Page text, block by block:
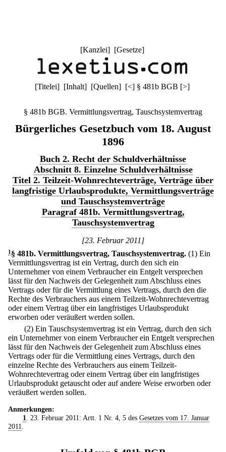
[Kanzlei] [Gesetze]
[Titelei] [Inhalt] [Quellen] [<] § 481b BGB [>]
§ 481b BGB. Vermittlungsvertrag, Tauschsystemvertrag
Bürgerliches Gesetzbuch vom 18. August
1896
Buch 2. Recht der Schuldverhältnisse
Abschnitt 8. Einzelne Schuldverhältnisse
Titel 2. Teilzeit-Wohnrechteverträge, Verträge über
langfristige Urlaubsprodukte, Vermittlungsverträge
und Tauschsystemverträge
Paragraf 481b. Vermittlungsvertrag,
Tauschsystemvertrag
[23. Februar 2011]
1 § 481b. Vermittlungsvertrag, Tauschsystemvertrag. (1) Ein
Vermittlungsvertrag ist ein Vertrag, durch den sich ein
Unternehmer von einem Verbraucher ein Entgelt versprechen
lässt für den Nachweis der Gelegenheit zum Abschluss eines
Vertrags oder für die Vermittlung eines Vertrags, durch den die
Rechte des Verbrauchers aus einem Teilzeit-Wohnrechtevertrag
oder einem Vertrag über ein langfristiges Urlaubsprodukt
erworben oder veräußert werden sollen.
(2) Ein Tauschsystemvertrag ist ein Vertrag, durch den sich
ein Unternehmer von einem Verbraucher ein Entgelt versprechen
lässt für den Nachweis der Gelegenheit zum Abschluss eines
Vertrags oder für die Vermittlung eines Vertrags, durch den
einzelne Rechte des Verbrauchers aus einem Teilzeit-
Wohnrechtevertrag oder einem Vertrag über ein langfristiges
Urlaubsprodukt getauscht oder auf andere Weise erworben oder
veräußert werden sollen.
Anmerkungen:
1. 23. Februar 2011: Artt. 1 Nr. 4, 5 des Gesetzes vom 17. Januar
2011.